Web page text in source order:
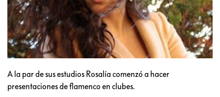
A la par de sus estudios Rosalía comenzó a hacer
presentaciones de flamenco en clubes.